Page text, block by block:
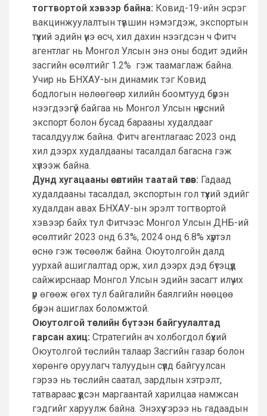
тогтвортой хэвээр байна: Ковид-19-ийн эсрэг
вакцинжуулалтын түвшин нэмэгдэж, экспортын
түүхий эдийн үнэ өсч, хил дахин нээгдсэн ч Фитч
агентлаг нь Монгол Улсын энэ оны бодит эдийн
засгийн өсөлтийг 1.2% гэж таамаглаж байна.
Учир нь БНХАУ-ын динамик тэг Ковид
бодлогын нөлөөгөөр хилийн боомтууд бүрэн
нээгдээгүй байгаа нь Монгол Улсын нүүрсний
экспорт болон бусад барааны худалдааг
тасалдуулж байна. Фитч агентлагаас 2023 онд
хил дээрх худалдааны тасалдал багасна гэж
хүлээж байна.
Дунд хугацааны өсөлтийн таатай төлөв: Гадаад
худалдааны тасалдал, экспортын гол түүхий эдийг
худалдан авах БНХАУ-ын эрэлт тогтвортой
хэвээр байх тул Фитчээс Монгол Улсын ДНБ-ий
өсөлтийг 2023 онд 6.3%, 2024 онд 6.8% хүртэл
өснө гэж төсөөлж байна. Оюутолгойн далд
уурхай ашиглалтад орж, хил дээрх дэд бүтэцүүд
сайжирснаар Монгол Улсын эдийн засагт илүү их
үр өгөөж өгөх тул байгалийн баялгийн нөөцөө
бүрэн ашиглах боломжтой.
Оюутолгой төслийн бүтээн байгуулалтад
гарсан ахиц: Стратегийн ач холбогдол бүхий
Оюутолгой төслийн талаар Засгийн газар болон
хөрөнгө оруулагч талуудын сүүлд байгуулсан
гэрээ нь төслийн саатал, зардлын хэтрэлт,
татвараас үүдсэн маргаантай харилцаа намжсан
гэдгийг харуулж байна. Энэхүү гэрээ нь гадаадын